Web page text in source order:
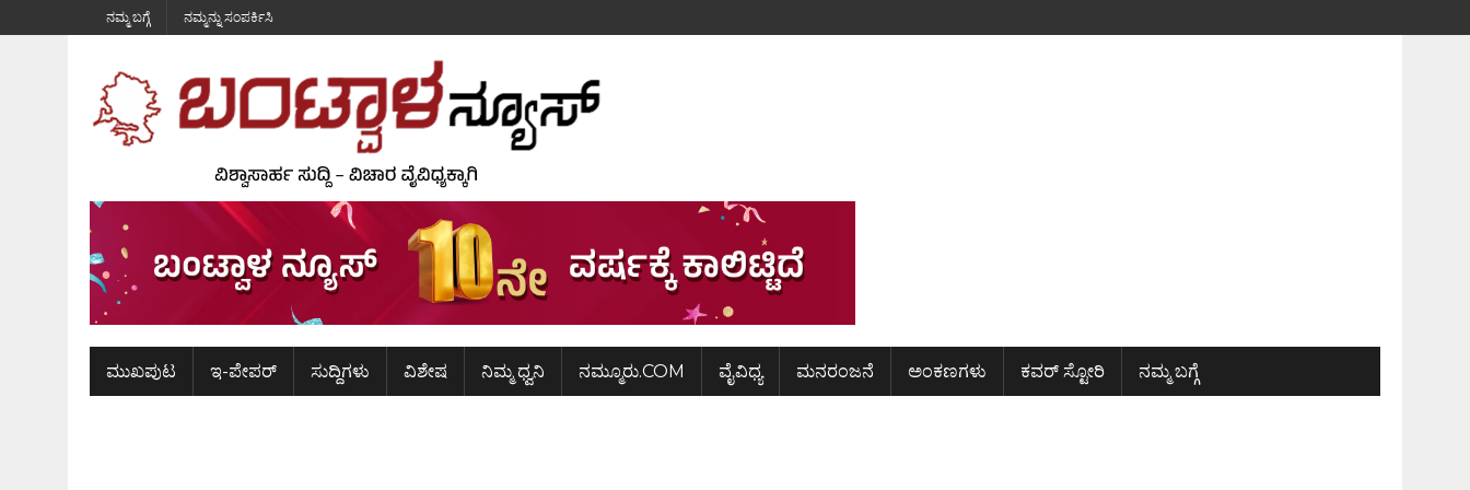
ನಮ್ಮ ಬಗ್ಗೆ ನಮ್ಮನ್ನು ಸಂಪರ್ಕಿಸಿ
ಮುಖಪುಟ ಇ-ಪೇಪರ್ ಸುದ್ದಿಗಳು ವಿಶೇಷ ನಿಮ್ಮ ಧ್ವನಿ ನಮ್ಮೂರು.COM ವೈವಿಧ್ಯ ಮನರಂಜನೆ ಅಂಕಣಗಳು ಕವರ್ ಸ್ಟೋರಿ ನಮ್ಮ ಬಗ್ಗೆ